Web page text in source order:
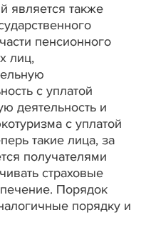
является также
пенсионного
лиц,
с уплатой
деятельность и
с уплатой
такие лица, за
получателями
страховые
Порядок
порядку и